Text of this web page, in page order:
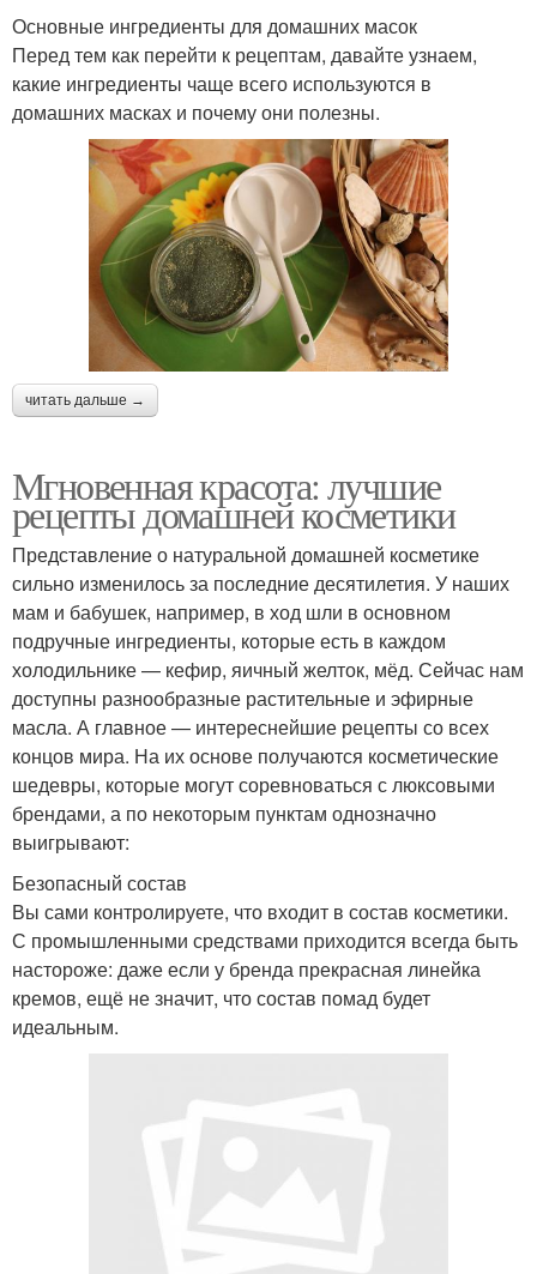
Основные ингредиенты для домашних масок
Перед тем как перейти к рецептам, давайте узнаем,
какие ингредиенты чаще всего используются в
домашних масках и почему они полезны.
читать дальше →
Мгновенная красота: лучшие
рецепты домашней косметики
Представление о натуральной домашней косметике
сильно изменилось за последние десятилетия. У наших
мам и бабушек, например, в ход шли в основном
подручные ингредиенты, которые есть в каждом
холодильнике — кефир, яичный желток, мёд. Сейчас нам
доступны разнообразные растительные и эфирные
масла. А главное — интереснейшие рецепты со всех
концов мира. На их основе получаются косметические
шедевры, которые могут соревноваться с люксовыми
брендами, а по некоторым пунктам однозначно
выигрывают:
Безопасный состав
Вы сами контролируете, что входит в состав косметики.
С промышленными средствами приходится всегда быть
настороже: даже если у бренда прекрасная линейка
кремов, ещё не значит, что состав помад будет
идеальным.